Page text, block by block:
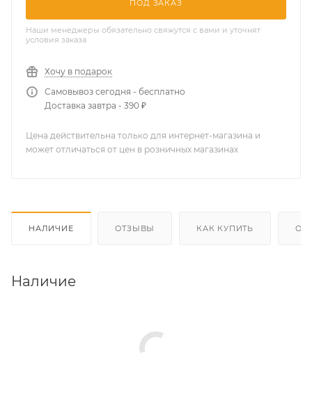
ПОД ЗАКАЗ
Наши менеджеры обязательно свяжутся с вами и уточнят
условия заказа
Хочу в подарок
Самовывоз сегодня - бесплатно
Доставка завтра - 390 ₽
Цена действительна только для интернет-магазина и
может отличаться от цен в розничных магазинах
НАЛИЧИЕ ОТЗЫВЫ КАК КУПИТЬ
Наличие